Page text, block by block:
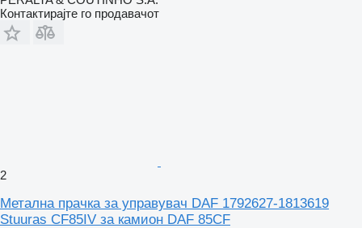
Контактирајте го продавачот
2
Метална прачка за управувач DAF 1792627-1813619
Stuuras CF85IV за камион DAF 85CF